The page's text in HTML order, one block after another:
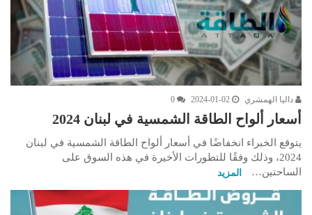
داليا الهمشري 2024-01-02
0
أسعار ألواح الطاقة الشمسية في لبنان 2024
يتوقع الخبراء انخفاضًا في أسعار ألواح الطاقة الشمسية في لبنان
2024، وذلك وفقًا للتطورات الأخيرة في هذه السوق على
الساحتين…
المزيد